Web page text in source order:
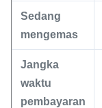
Sedang
mengemas
Jangka
waktu
pembayaran